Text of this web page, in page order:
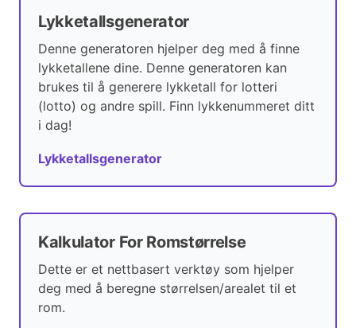
Lykketallsgenerator
Denne generatoren hjelper deg med å finne
lykketallene dine. Denne generatoren kan
brukes til å generere lykketall for lotteri
(lotto) og andre spill. Finn lykkenummeret ditt
i dag!
Lykketallsgenerator
Kalkulator For Romstørrelse
Dette er et nettbasert verktøy som hjelper
deg med å beregne størrelsen/arealet til et
rom.